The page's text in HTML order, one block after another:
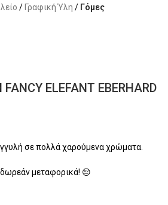
Γραφική Ύλη
Γόμες
ELEFANT EBERHARD
σε πολλά χαρούμενα χρώματα.
δωρεάν μεταφορικά! 😔